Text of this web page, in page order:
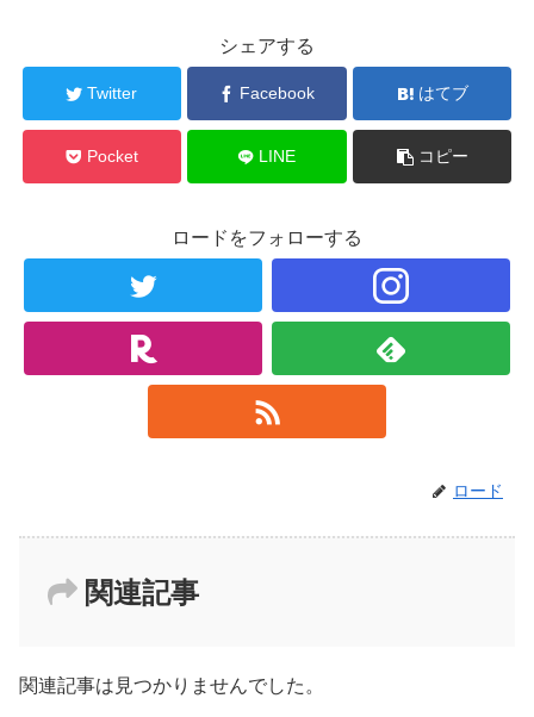
シェアする
Twitter Facebook はてブ
Pocket LINE コピー
ロードをフォローする
ロード
関連記事
関連記事は見つかりませんでした。